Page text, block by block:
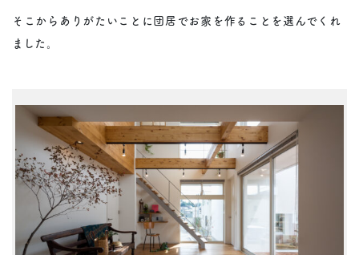
そこからありがたいことに団居でお家を作ることを選んでくれ
ました。